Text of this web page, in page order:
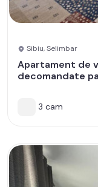
Sibiu, Selimbar
Apartament de
decomandate
3 cam